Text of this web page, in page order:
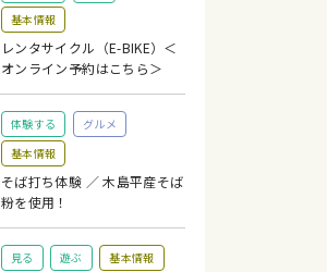
基本情報
レンタサイクル（E-BIKE）＜
オンライン予約はこちら＞
体験する
グルメ
基本情報
そば打ち体験 ／ 木島平産そば
粉を使用！
見る 遊ぶ 基本情報